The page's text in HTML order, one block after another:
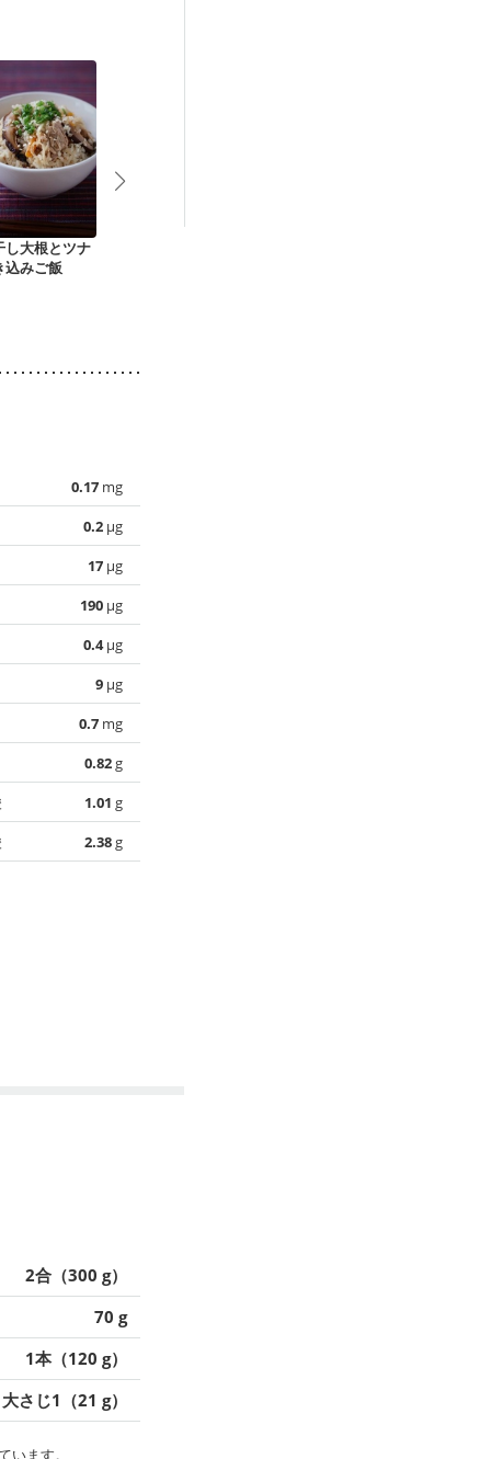
し大根とツナ
込みご飯
0.17 mg
0.2 µg
17 µg
190 µg
0.4µg
9 µg
0.7 mg
0.82g
1.01 g
2.38g
2合（300 g）
70 g
1本（120 g）
大さじ1（21 g）
ます。